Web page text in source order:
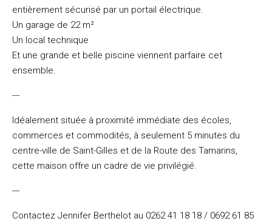
entièrement sécurisé par un portail électrique.
Un garage de 22 m²
Un local technique
Et une grande et belle piscine viennent parfaire cet
ensemble.
---
Idéalement située à proximité immédiate des écoles,
commerces et commodités, à seulement 5 minutes du
centre-ville de Saint-Gilles et de la Route des Tamarins,
cette maison offre un cadre de vie privilégié.
---
Contactez Jennifer Berthelot au 0262 41 18 18 / 0692 61 85